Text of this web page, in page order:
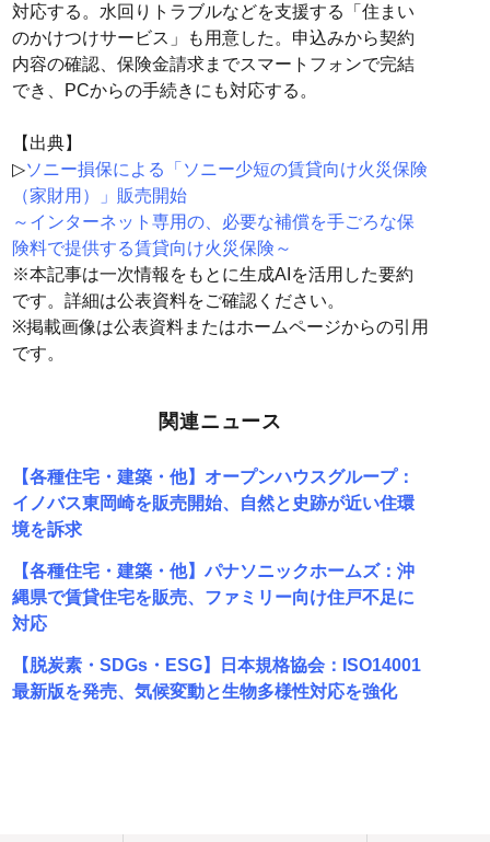
対応する。水回りトラブルなどを支援する「住まい
のかけつけサービス」も用意した。申込みから契約
内容の確認、保険金請求までスマートフォンで完結
でき、PCからの手続きにも対応する。
【出典】
▷ソニー損保による「ソニー少短の賃貸向け火災保険
（家財用）」販売開始
～インターネット専用の、必要な補償を手ごろな保
険料で提供する賃貸向け火災保険～
※本記事は一次情報をもとに生成AIを活用した要約
です。詳細は公表資料をご確認ください。
※掲載画像は公表資料またはホームページからの引用
です。
関連ニュース
【各種住宅・建築・他】オープンハウスグループ：
イノバス東岡崎を販売開始、自然と史跡が近い住環
境を訴求
【各種住宅・建築・他】パナソニックホームズ：沖
縄県で賃貸住宅を販売、ファミリー向け住戸不足に
対応
【脱炭素・SDGs・ESG】日本規格協会：ISO14001
最新版を発売、気候変動と生物多様性対応を強化